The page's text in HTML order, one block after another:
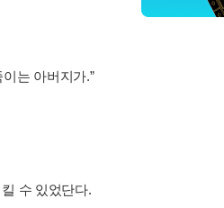
는 아버지가.”
수 있었단다.